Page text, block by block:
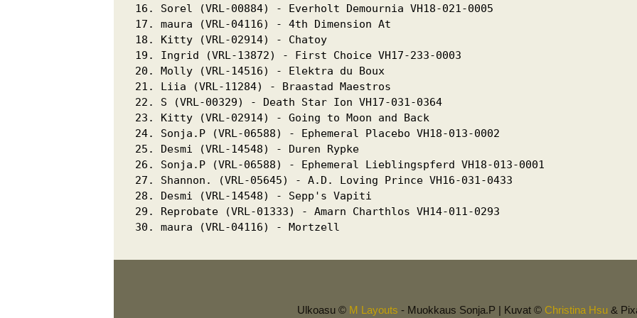
16. Sorel (VRL-00884) - Everholt Demournia VH18-021-0005
17. maura (VRL-04116) - 4th Dimension At
18. Kitty (VRL-02914) - Chatoy
19. Ingrid (VRL-13872) - First Choice VH17-233-0003
20. Molly (VRL-14516) - Elektra du Boux
21. Liia (VRL-11284) - Braastad Maestros
22. S (VRL-00329) - Death Star Ion VH17-031-0364
23. Kitty (VRL-02914) - Going to Moon and Back
24. Sonja.P (VRL-06588) - Ephemeral Placebo VH18-013-0002
25. Desmi (VRL-14548) - Duren Rypke
26. Sonja.P (VRL-06588) - Ephemeral Lieblingspferd VH18-013-0001
27. Shannon. (VRL-05645) - A.D. Loving Prince VH16-031-0433
28. Desmi (VRL-14548) - Sepp's Vapiti
29. Reprobate (VRL-01333) - Amarn Charthlos VH14-011-0293
Ulkoasu © M Layouts - Muokkaus Sonja.P | Kuvat © Christina Hsu &